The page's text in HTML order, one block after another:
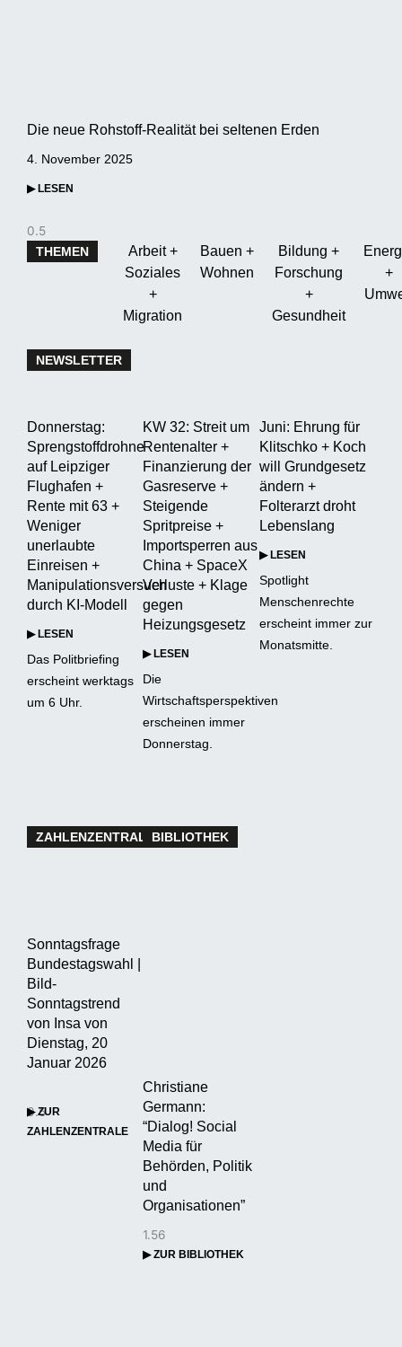
Die neue Rohstoff-Realität bei seltenen Erden
4. November 2025
▶ LESEN
THEMEN
Arbeit +
Soziales
+
Migration
Bauen +
Wohnen
Bildung +
Forschung
+
Gesundheit
+
NEWSLETTER
Donnerstag:
Sprengstoffdrohne
auf Leipziger
Flughafen +
Rente mit 63 +
Weniger
unerlaubte
Einreisen +
Manipulationsversuch
durch KI-Modell
▶ LESEN
Das Politbriefing
erscheint werktags
um 6 Uhr.
KW 32: Streit um
Rentenalter +
Finanzierung der
Gasreserve +
Steigende
Spritpreise +
Importsperren aus
China + SpaceX
Verluste + Klage
gegen
Heizungsgesetz
▶ LESEN
Die
Wirtschaftsperspektiven
erscheinen immer
Donnerstag.
Juni: Ehrung für
Klitschko + Koch
will Grundgesetz
ändern +
Folterarzt droht
Lebenslang
▶ LESEN
Spotlight
Menschenrechte
erscheint immer zur
Monatsmitte.
ZAHLENZENTRALE
Sonntagsfrage
Bundestagswahl |
Bild-
Sonntagstrend
von Insa von
Dienstag, 20
Januar 2026
▶ ZUR
ZAHLENZENTRALE
BIBLIOTHEK
Christiane
Germann:
“Dialog! Social
Media für
Behörden, Politik
und
Organisationen”
▶ ZUR BIBLIOTHEK